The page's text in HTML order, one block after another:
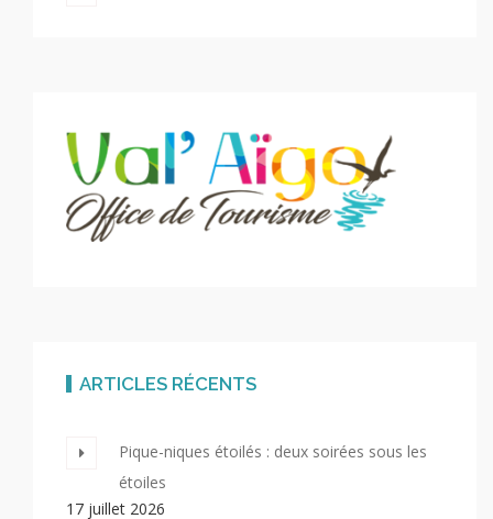
ARTICLES RÉCENTS
Pique-niques étoilés : deux soirées sous les
étoiles
17 juillet 2026